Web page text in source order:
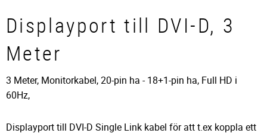
Displayport till DVI-D, 3
Meter
3 Meter, Monitorkabel, 20-pin ha - 18+1-pin ha, Full HD i
60Hz,
Displayport till DVI-D Single Link kabel för att t.ex koppla ett